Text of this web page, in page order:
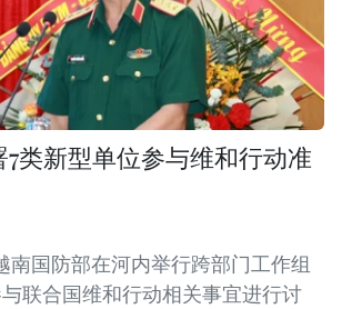
类新型单位参与维和行动准
南国防部在河内举行跨部门工作组
联合国维和行动相关事宜进行讨